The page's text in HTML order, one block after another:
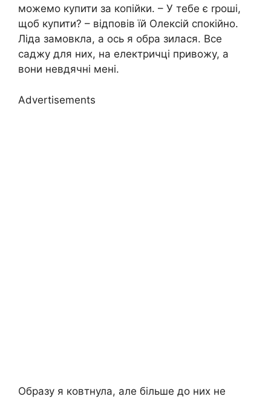
можемо купити за копійки. – У тебе є rроші,
щоб купити? – відповів їй Олексій спокійно.
Ліда замовкла, а ось я обра зилася. Все
саджу для них, на електричці привожу, а
вони невдячні мені.
Advertisements
Образу я ковтнула, але більше до них не